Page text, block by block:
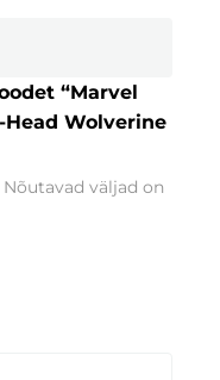
“Marvel
Wolverine
Nõutavad väljad on